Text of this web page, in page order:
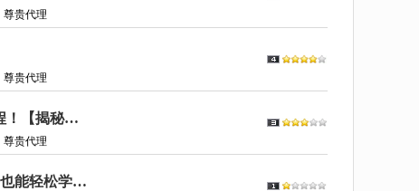
尊贵代理
尊贵代理
AI音乐杀疯了！DeepSeek+豆包，10分钟生成原创音乐MV，保姆级教程！【揭秘】 152600
尊贵代理
手把手教你用豆包创建AI智能体，指令一键生成，工作效率翻倍，小白也能轻松学会【揭秘】 152470